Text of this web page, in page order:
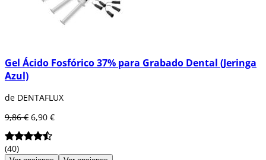
Gel Ácido Fosfórico 37% para Grabado Dental (Jeringa
Azul)
de DENTAFLUX
9,86 € 6,90 €
(40)